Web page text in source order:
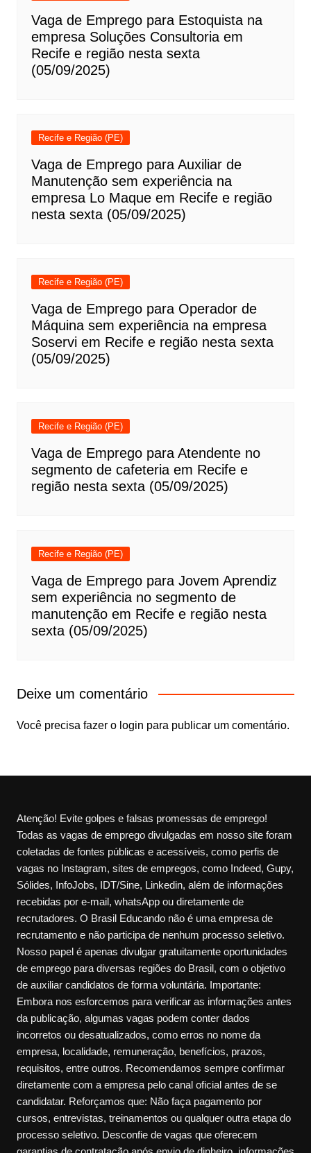
Vaga de Emprego para Estoquista na
empresa Soluções Consultoria em
Recife e região nesta sexta
(05/09/2025)
Recife e Região (PE)
Vaga de Emprego para Auxiliar de
Manutenção sem experiência na
empresa Lo Maque em Recife e região
nesta sexta (05/09/2025)
Recife e Região (PE)
Vaga de Emprego para Operador de
Máquina sem experiência na empresa
Soservi em Recife e região nesta sexta
(05/09/2025)
Recife e Região (PE)
Vaga de Emprego para Atendente no
segmento de cafeteria em Recife e
região nesta sexta (05/09/2025)
Recife e Região (PE)
Vaga de Emprego para Jovem Aprendiz
sem experiência no segmento de
manutenção em Recife e região nesta
sexta (05/09/2025)
Deixe um comentário
Você precisa fazer o login para publicar um comentário.
Atenção! Evite golpes e falsas promessas de emprego!
Todas as vagas de emprego divulgadas em nosso site foram
coletadas de fontes públicas e acessíveis, como perfis de
vagas no Instagram, sites de empregos, como Indeed, Gupy,
Sólides, InfoJobs, IDT/Sine, Linkedin, além de informações
recebidas por e-mail, whatsApp ou diretamente de
recrutadores. O Brasil Educando não é uma empresa de
recrutamento e não participa de nenhum processo seletivo.
Nosso papel é apenas divulgar gratuitamente oportunidades
de emprego para diversas regiões do Brasil, com o objetivo
de auxiliar candidatos de forma voluntária. Importante:
Embora nos esforcemos para verificar as informações antes
da publicação, algumas vagas podem conter dados
incorretos ou desatualizados, como erros no nome da
empresa, localidade, remuneração, benefícios, prazos,
requisitos, entre outros. Recomendamos sempre confirmar
diretamente com a empresa pelo canal oficial antes de se
candidatar. Reforçamos que: Não faça pagamento por
cursos, entrevistas, treinamentos ou qualquer outra etapa do
processo seletivo. Desconfie de vagas que oferecem